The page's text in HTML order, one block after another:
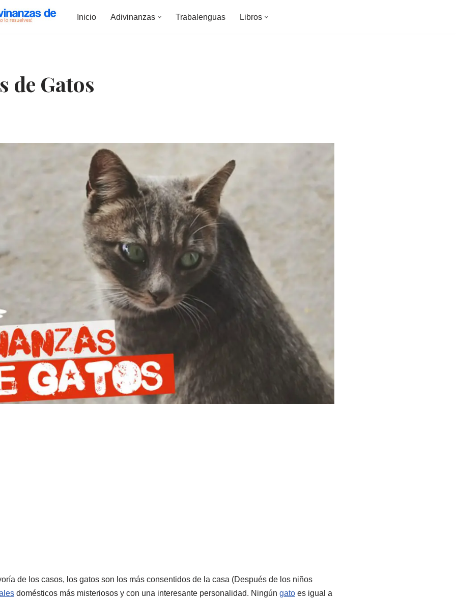
Inicio Adivinanzas Trabalenguas Libros
de Gatos
de los casos, los gatos son los más consentidos de la casa (Después de los niños
domésticos más misteriosos y con una interesante personalidad. Ningún gato es igual a